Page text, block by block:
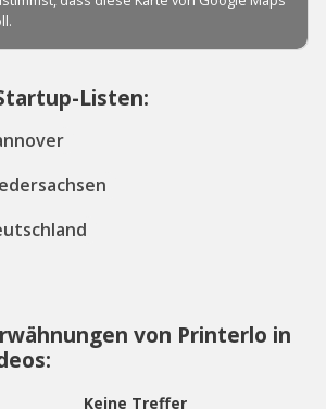
Listen:
von Printerlo in
Keine Treffer